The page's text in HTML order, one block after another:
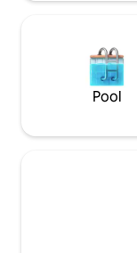
Pool